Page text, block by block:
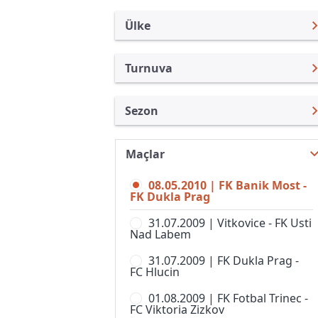
Ülke
Çek Cumhuriyeti
Türkiye
Uluslararası
Uluslararası Kulüpler
Turkiye
İngiltere
Almanya Amatör
Fransa
Turnuva
1. Lig, Kadınlar
1st Division
CFL
Divize A
Divize C
Divize D
Sezon
FNL 26/27
FNL 25/26
FNL 24/25
FNL 23/24
FNL 22/23
FNL 21/22
Maçlar
08.05.2010 | FK Banik Most -
FK Dukla Prag
31.07.2009 | Vitkovice - FK Usti
Nad Labem
31.07.2009 | FK Dukla Prag -
FC Hlucin
01.08.2009 | FK Fotbal Trinec -
FC Viktoria Zizkov